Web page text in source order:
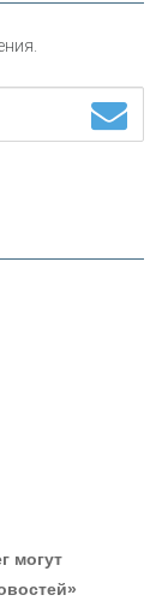
чтобы
могут